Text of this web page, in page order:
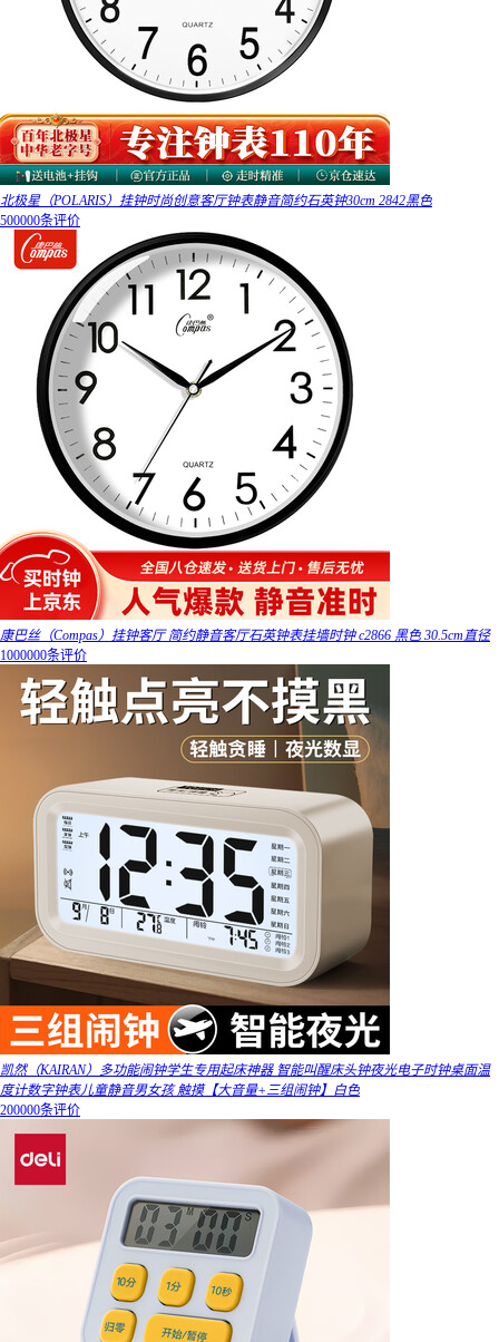
北极星（POLARIS）挂钟时尚创意客厅钟表静音简约石英钟30cm 2842黑色
500000条评价
康巴丝（Compas）挂钟客厅 简约静音客厅石英钟表挂墙时钟 c2866 黑色 30.5cm直径
1000000条评价
凯然（KAIRAN）多功能闹钟学生专用起床神器 智能叫醒床头钟夜光电子时钟桌面温
度计数字钟表儿童静音男女孩 触摸【大音量+三组闹钟】白色
200000条评价